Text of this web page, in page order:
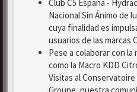
Club C5 España -
Nacional Sin Ánimo de
cuya finalidad es
usuarios de las marcas
Pese a colaborar con la
como la Macro KDD
Visitas al Conservatoire